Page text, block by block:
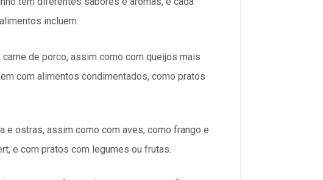
incluem:
de porco, assim como com queijos mais
com alimentos condimentados, como pratos
e ostras, assim como com aves, como frango e
e com pratos com legumes ou frutas.